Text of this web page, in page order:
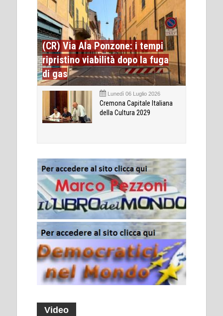
(CR) Via Ala Ponzone: i tempi
ripristino viabilità dopo la fuga
di gas
Lunedì 06 Luglio 2026
Cremona Capitale Italiana
della Cultura 2029
Video